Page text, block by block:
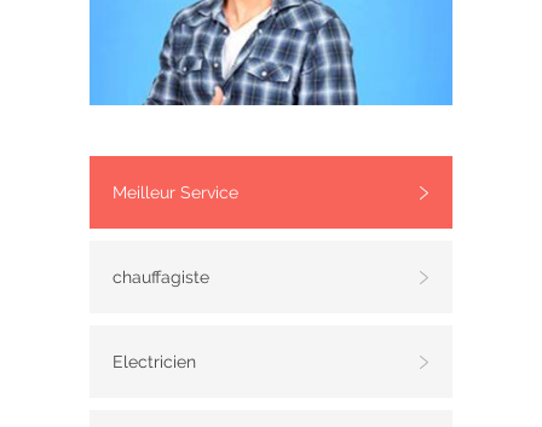
Meilleur Service
chauffagiste
Electricien